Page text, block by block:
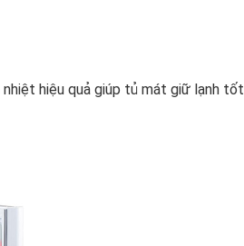
hiệu quả giúp tủ mát giữ lạnh tốt